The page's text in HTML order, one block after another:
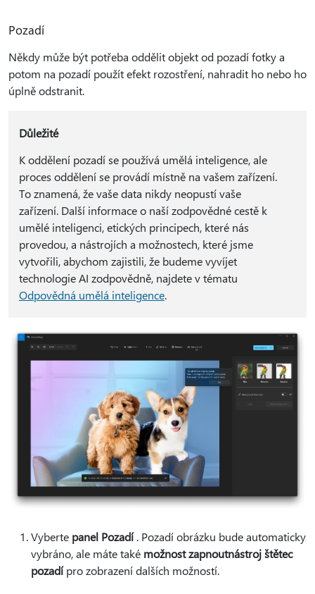
Pozadí
Někdy může být potřeba oddělit objekt od pozadí fotky a
potom na pozadí použít efekt rozostření, nahradit ho nebo ho
úplně odstranit.
Důležité
K oddělení pozadí se používá umělá inteligence, ale
proces oddělení se provádí místně na vašem zařízení.
To znamená, že vaše data nikdy neopustí vaše
zařízení. Další informace o naší zodpovědné cestě k
umělé inteligenci, etických principech, které nás
provedou, a nástrojích a možnostech, které jsme
vytvořili, abychom zajistili, že budeme vyvíjet
technologie AI zodpovědně, najdete v tématu
Odpovědná umělá inteligence.
Vyberte panel Pozadí. Pozadí obrázku bude automaticky
vybráno, ale máte také možnost zapnoutnástroj štětec
pozadípro zobrazení dalších možností.